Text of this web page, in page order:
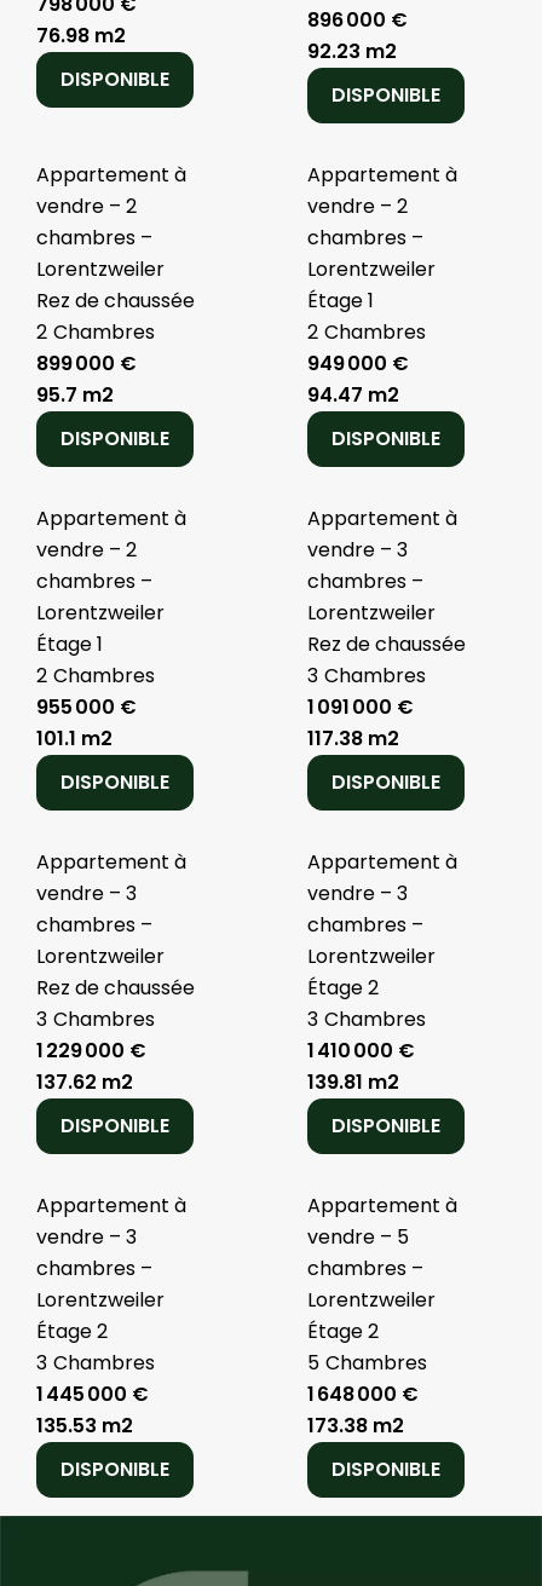
76.98 m2
DISPONIBLE
896 000 €
92.23 m2
DISPONIBLE
Appartement à
vendre – 2
chambres –
Lorentzweiler
Rez de chaussée
2 Chambres
899 000 €
95.7 m2
DISPONIBLE
Appartement à
vendre – 2
chambres –
Lorentzweiler
Étage 1
2 Chambres
949 000 €
94.47 m2
DISPONIBLE
Appartement à
vendre – 2
chambres –
Lorentzweiler
Étage 1
2 Chambres
955 000 €
101.1 m2
DISPONIBLE
Appartement à
vendre – 3
chambres –
Lorentzweiler
Rez de chaussée
3 Chambres
1 091 000 €
117.38 m2
DISPONIBLE
Appartement à
vendre – 3
chambres –
Lorentzweiler
Rez de chaussée
3 Chambres
1 229 000 €
137.62 m2
DISPONIBLE
Appartement à
vendre – 3
chambres –
Lorentzweiler
Étage 2
3 Chambres
1 410 000 €
139.81 m2
DISPONIBLE
Appartement à
vendre – 3
chambres –
Lorentzweiler
Étage 2
3 Chambres
1 445 000 €
135.53 m2
DISPONIBLE
Appartement à
vendre – 5
chambres –
Lorentzweiler
Étage 2
5 Chambres
1 648 000 €
173.38 m2
DISPONIBLE